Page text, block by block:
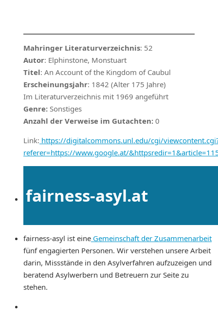
Mahringer Literaturverzeichnis: 52
Autor: Elphinstone, Monstuart
Titel: An Account of the Kingdom of Caubul
Erscheinungsjahr: 1842 (Alter 175 Jahre)
Im Literaturverzeichnis mit 1969 angeführt
Genre: Sonstiges
Anzahl der Verweise im Gutachten: 0
Link: https://digitalcommons.unl.edu/cgi/
referer=https://www.google.at/
fairness-asyl.at
fairness-asyl ist eine Gemeinschaft der Zusammenarbeit
fünf engagierten Personen. Wir verstehen unsere Arbeit
darin, Missstände in den Asylverfahren aufzuzeigen und
beratend Asylwerbern und Betreuern zur Seite zu
stehen.